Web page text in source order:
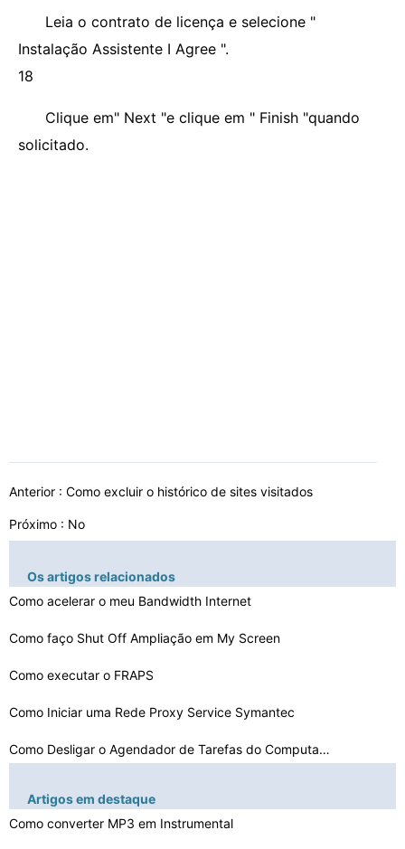
Leia o contrato de licença e selecione "
Instalação Assistente I Agree ".
18
Clique em" Next "e clique em " Finish "quando
solicitado.
Anterior : Como excluir o histórico de sites visitados
Próximo : No
Os artigos relacionados
Como acelerar o meu Bandwidth Internet
Como faço Shut Off Ampliação em My Screen
Como executar o FRAPS
Como Iniciar uma Rede Proxy Service Symantec
Como Desligar o Agendador de Tarefas do Computador
Artigos em destaque
Como converter MP3 em Instrumental